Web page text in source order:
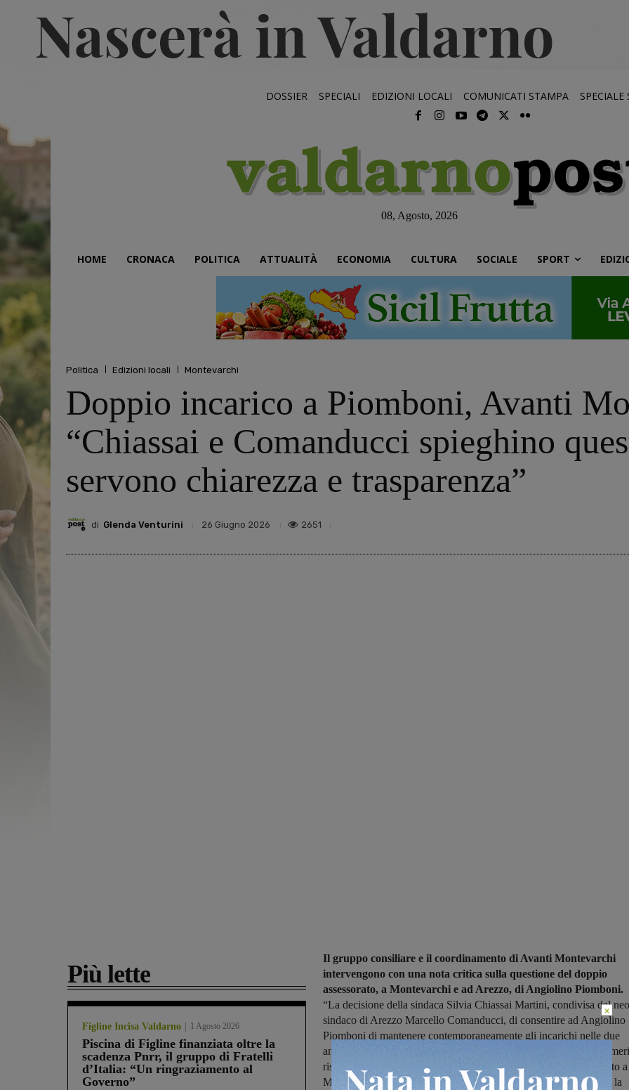
DOSSIER SPECIALI EDIZIONI LOCALI COMUNICATI STAMPA SPECIALE
08, Agosto, 2026
HOME CRONACA POLITICA ATTUALITÀ ECONOMIA CULTURA SOCIALE SPORT
Politica Edizioni locali Montevarchi
Doppio incarico a Piomboni, Avanti
“Chiassai e Comanducci spieghino
servono chiarezza e trasparenza”
di Glenda Venturini 26 Giugno 2026 2651
Più lette
Figline Incisa Valdarno 1 Agosto 2026
Piscina di Figline finanziata oltre la
scadenza Pnrr, il gruppo di Fratelli
d’Italia: “Un ringraziamento al
Governo”
Il gruppo consiliare e il coordinamento di Avanti Montevarchi
intervengono con una nota critica sulla questione del doppio
assessorato, a Montevarchi e ad Arezzo, di Angiolino Piomboni.
“La decisione della sindaca Silvia Chiassai Martini, condivisa dal neo
sindaco di Arezzo Marcello Comanducci, di consentire ad Angiolino
Piomboni di mantenere contemporaneamente gli incarichi nelle due
amministrazioni apre una questione politica e amministrativa che
risposte chiare. La questione non è Piomboni, anche se sull’operato a
Montevarchi abbiamo un giudizio molto negativo. La questione è la
×